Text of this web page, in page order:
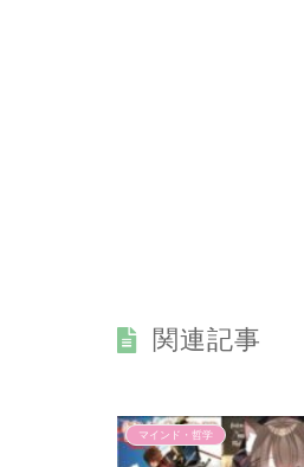
関連記事
マインド・哲学